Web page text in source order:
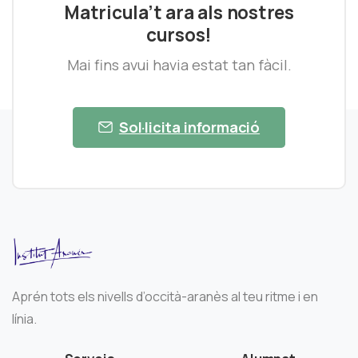
Matricula’t ara als nostres
cursos!
Mai fins avui havia estat tan fàcil.
Sol·licita informació
Aprén tots els nivells d’occità-aranès al teu ritme i en
línia.